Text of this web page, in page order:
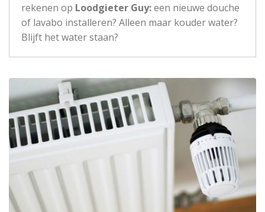
rekenen op Loodgieter Guy:een nieuwe douche
of lavabo installeren? Alleen maar kouder water?
Blijft het water staan?